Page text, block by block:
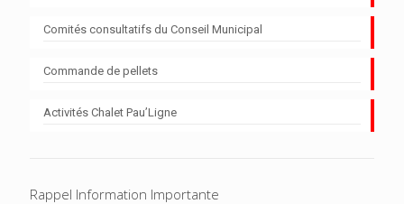
Comités consultatifs du Conseil Municipal
Commande de pellets
Activités Chalet Pau’Ligne
Rappel Information Importante